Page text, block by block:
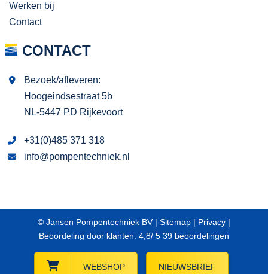
Werken bij
Contact
CONTACT
Bezoek/afleveren:
Hoogeindsestraat 5b
NL-5447 PD Rijkevoort
+31(0)485 371 318
info@pompentechniek.nl
© Jansen Pompentechniek BV | Sitemap | Privacy |
Beoordeling door klanten: 4,8/ 5 39 beoordelingen
WEBSHOP NIEUWSBRIEF